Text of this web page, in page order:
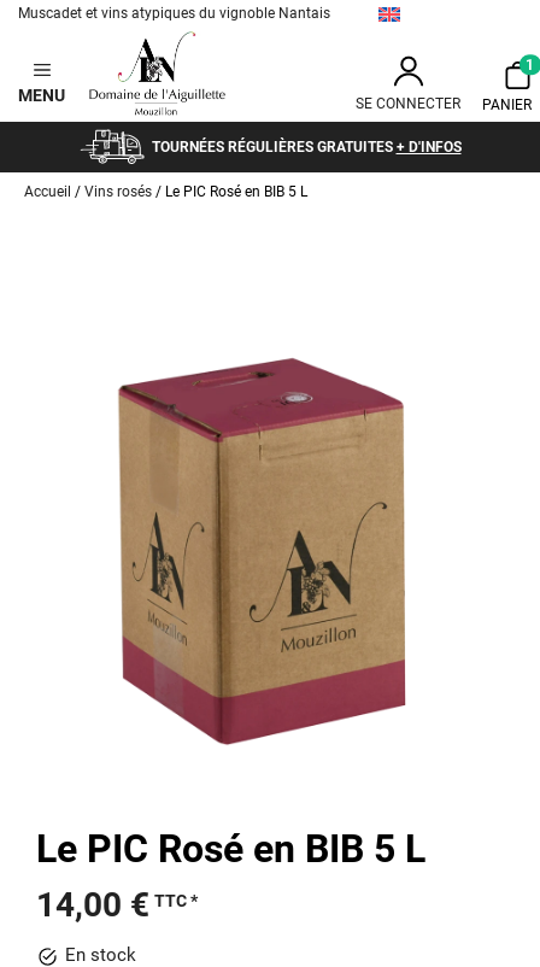
Muscadet et vins atypiques du vignoble Nantais
contenu
MENU SE CONNECTER
1
TOURNÉES RÉGULIÈRES GRATUITES + D'INFOS
Accueil / Vins rosés / Le PIC Rosé en BIB 5 L
Le PIC Rosé en BIB 5 L
14,00 € TTC
En stock